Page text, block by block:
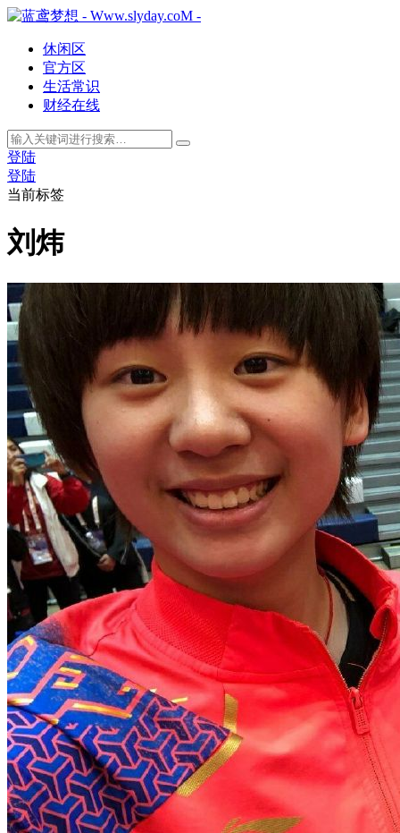
休闲区
官方区
生活常识
财经在线
登陆
登陆
当前标签
刘炜